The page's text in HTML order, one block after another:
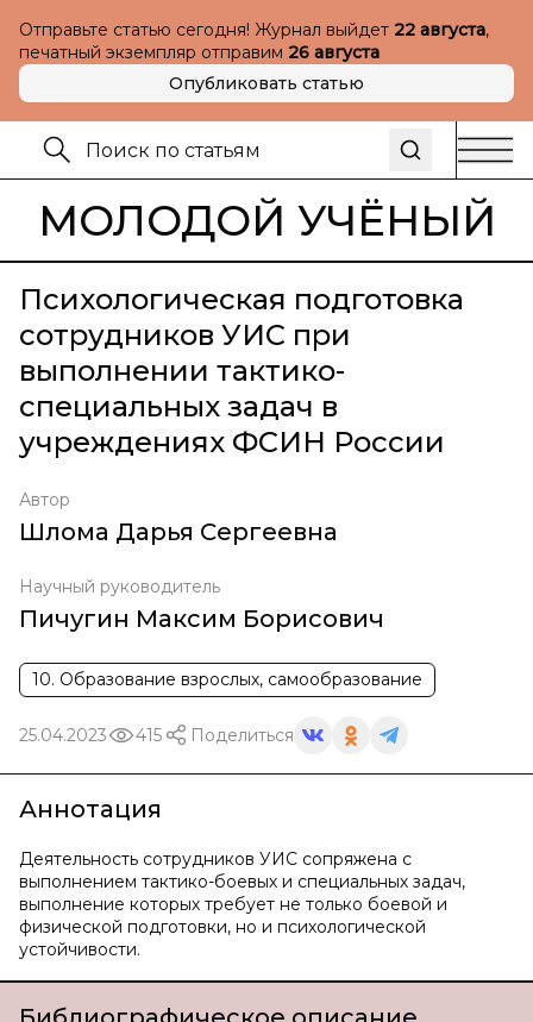
Отправьте статью сегодня! Журнал выйдет 22 августа,
печатный экземпляр отправим 26 августа
Опубликовать статью
МОЛОДОЙ УЧЁНЫЙ
Психологическая подготовка
сотрудников УИС при
выполнении тактико-
специальных задач в
учреждениях ФСИН России
Автор
Шлома Дарья Сергеевна
Научный руководитель
Пичугин Максим Борисович
10. Образование взрослых, самообразование
25.04.2023 415 Поделиться
Аннотация
Деятельность сотрудников УИС сопряжена с
выполнением тактико-боевых и специальных задач,
выполнение которых требует не только боевой и
физической подготовки, но и психологической
устойчивости.